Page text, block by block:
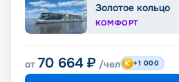
Золотое кольцо
КОМФОРТ
от 70 664 ₽ /чел +1 000